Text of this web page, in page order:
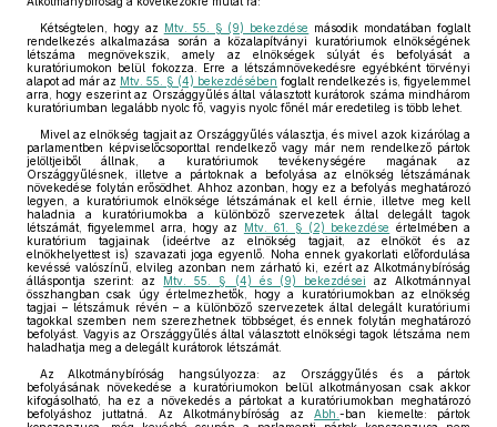
Kétségtelen, hogy az Mtv. 55. § (9) bekezdése második mondatában foglalt
rendelkezés alkalmazása során a közalapítványi kuratóriumok elnökségének
létszáma megnövekszik, amely az elnökségek súlyát és befolyását a
kuratóriumokon belül fokozza. Erre a létszámnövekedésre egyébként törvényi
alapot ad már az Mtv. 55. § (4) bekezdésében foglalt rendelkezés is, figyelemmel
arra, hogy eszerint az Országgyűlés által választott kurátorok száma mindhárom
kuratóriumban legalább nyolc fő, vagyis nyolc főnél már eredetileg is több lehet.
Mivel az elnökség tagjait az Országgyűlés választja, és mivel azok kizárólag a
parlamentben képviselőcsoporttal rendelkező vagy már nem rendelkező pártok
jelöltjeiből állnak, a kuratóriumok tevékenységére magának az
Országgyűlésnek, illetve a pártoknak a befolyása az elnökség létszámának
növekedése folytán erősödhet. Ahhoz azonban, hogy ez a befolyás meghatározó
legyen, a kuratóriumok elnöksége létszámának el kell érnie, illetve meg kell
haladnia a kuratóriumokba a különböző szervezetek által delegált tagok
létszámát, figyelemmel arra, hogy az Mtv. 61. § (2) bekezdése értelmében a
kuratórium tagjainak (ideértve az elnökség tagjait, az elnököt és az
elnökhelyettest is) szavazati joga egyenlő. Noha ennek gyakorlati előfordulása
kevéssé valószínű, elvileg azonban nem zárható ki, ezért az Alkotmánybíróság
álláspontja szerint: az Mtv. 55. § (4) és (9) bekezdései az Alkotmánnyal
összhangban csak úgy értelmezhetők, hogy a kuratóriumokban az elnökség
tagjai – létszámuk révén – a különböző szervezetek által delegált kuratóriumi
tagokkal szemben nem szerezhetnek többséget, és ennek folytán meghatározó
befolyást. Vagyis az Országgyűlés által választott elnökségi tagok létszáma nem
haladhatja meg a delegált kurátorok létszámát.
Az Alkotmánybíróság hangsúlyozza: az Országgyűlés és a pártok
befolyásának növekedése a kuratóriumokon belül alkotmányosan csak akkor
kifogásolható, ha ez a növekedés a pártokat a kuratóriumokban meghatározó
befolyáshoz juttatná. Az Alkotmánybíróság azAbh.-ban kiemelte: pártok